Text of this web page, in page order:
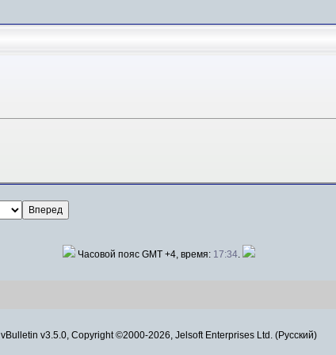
Часовой пояс GMT +4, время: 17:34.
vBulletin v3.5.0, Copyright ©2000-2026, Jelsoft Enterprises Ltd. (Русский)